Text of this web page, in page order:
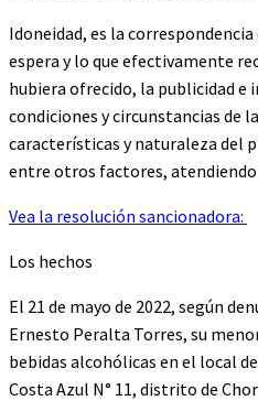
Idoneidad, es la
espera y lo que efectivamente
hubiera ofrecido, la publicidad
condiciones y circunstancias de
características y naturaleza del
entre otros factores, atendiendo
Vea la resolución sancionadora:
Los hechos
El 21 de mayo de 2022, según
Ernesto Peralta Torres, su
bebidas alcohólicas en el local
Costa Azul N° 11, distrito de